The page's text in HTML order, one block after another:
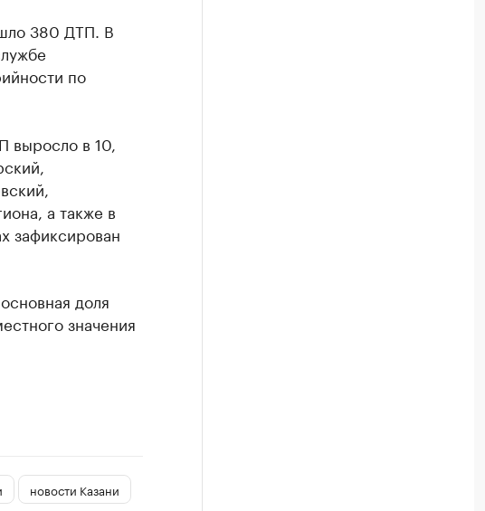
380 ДТП. В
по
выросло в 10,
а также в
зафиксирован
доля
значения
новости Казани